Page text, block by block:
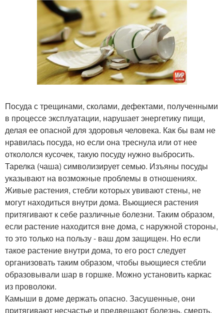
Посуда с трещинами, сколами, дефектами, полученными
в процессе эксплуатации, нарушает энергетику пищи,
делая ее опасной для здоровья человека. Как бы вам не
нравилась посуда, но если она треснула или от нее
откололся кусочек, такую посуду нужно выбросить.
Тарелка (чаша) символизирует семью. Изъяны посуды
указывают на возможные проблемы в отношениях.
Живые растения, стебли которых увивают стены, не
могут находиться внутри дома. Вьющиеся растения
притягивают к себе различные болезни. Таким образом,
если растение находится вне дома, с наружной стороны,
то это только на пользу - ваш дом защищен. Но если
такое растение внутри дома, то его рост следует
организовать таким образом, чтобы вьющиеся стебли
образовывали шар в горшке. Можно установить каркас
из проволоки.
Камыши в доме держать опасно. Засушенные, они
притягивают несчастье и предвещают болезнь, смерть.